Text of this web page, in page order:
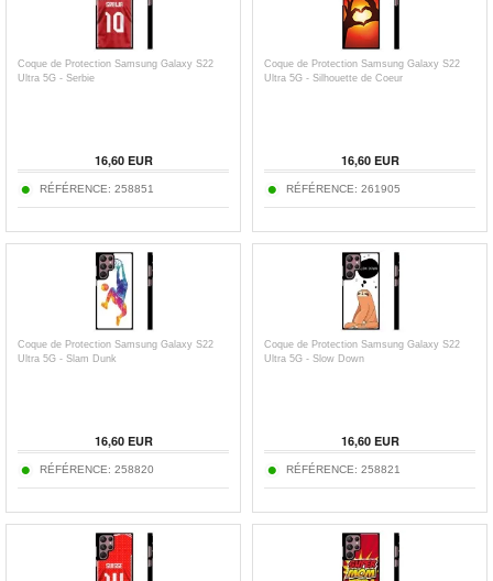
Coque de Protection Samsung Galaxy S22
Ultra 5G - Serbie
16,60 EUR
RÉFÉRENCE: 258851
Coque de Protection Samsung Galaxy S22
Ultra 5G - Silhouette de Coeur
16,60 EUR
RÉFÉRENCE: 261905
Coque de Protection Samsung Galaxy S22
Ultra 5G - Slam Dunk
16,60 EUR
RÉFÉRENCE: 258820
Coque de Protection Samsung Galaxy S22
Ultra 5G - Slow Down
16,60 EUR
RÉFÉRENCE: 258821